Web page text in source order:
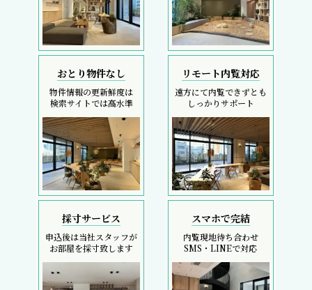
おとり物件なし
物件情報の更新鮮度は
検索サイトでは高水準
リモート内覧対応
遠方にて内覧できずとも
しっかりサポート
採寸サービス
申込後は当社スタッフが
お部屋を採寸致します
スマホで完結
内覧現地待ち合わせ
SMS・LINEで対応